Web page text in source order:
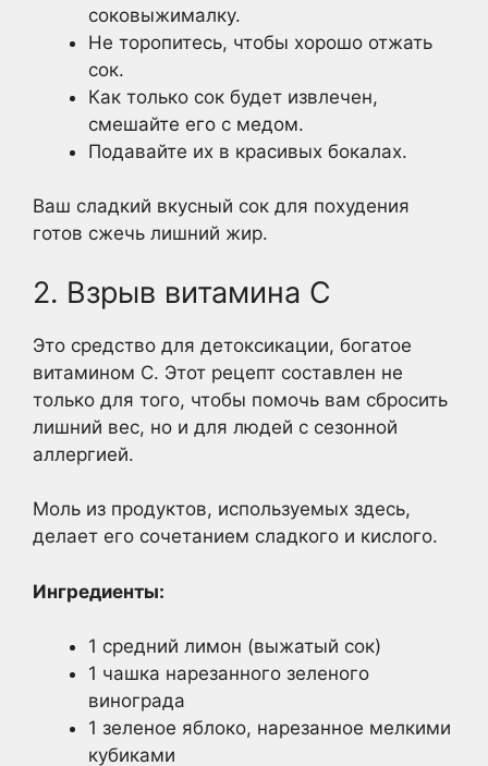
соковыжималку.
Не торопитесь, чтобы хорошо отжать
сок.
Как только сок будет извлечен,
смешайте его с медом.
Подавайте их в красивых бокалах.
Ваш сладкий вкусный сок для похудения
готов сжечь лишний жир.
2. Взрыв витамина С
Это средство для детоксикации, богатое
витамином С. Этот рецепт составлен не
только для того, чтобы помочь вам сбросить
лишний вес, но и для людей с сезонной
аллергией.
Моль из продуктов, используемых здесь,
делает его сочетанием сладкого и кислого.
Ингредиенты:
1 средний лимон (выжатый сок)
1 чашка нарезанного зеленого
винограда
1 зеленое яблоко, нарезанное мелкими
кубиками